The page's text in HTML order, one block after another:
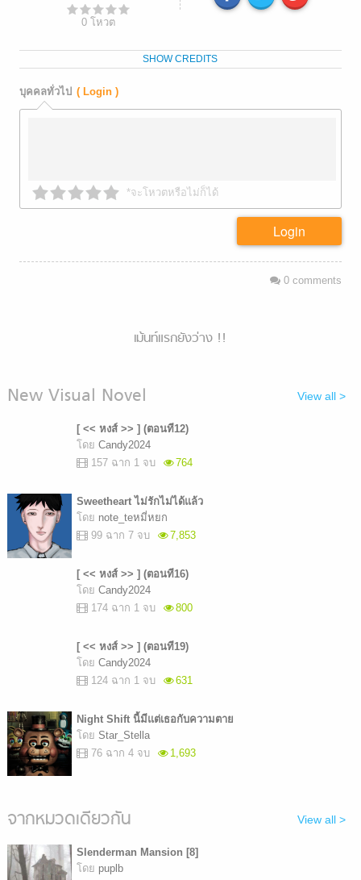
0โหวต
SHOW CREDITS
บุคคลทั่วไป ( Login )
*จะโหวตหรือไม่ก็ได้
Login
0comments
เม้นท์แรกยังว่าง !!
New Visual Novel View all >
[ << หงส์ >> ] (ตอนที12)
โดย Candy2024
157 ฉาก 1 จบ
764
Sweetheart ไม่รักไม่ได้แล้ว
โดย note_teหมี่หยก
99 ฉาก 7 จบ
7,853
[ << หงส์ >> ] (ตอนที16)
โดย Candy2024
174 ฉาก 1 จบ
800
[ << หงส์ >> ] (ตอนที19)
โดย Candy2024
124 ฉาก 1 จบ
631
Night Shift นี้มีแต่เธอกับความตาย
โดย Star_Stella
76 ฉาก 4 จบ
1,693
จากหมวดเดียวกัน View all >
Slenderman Mansion [8]
โดย puplb